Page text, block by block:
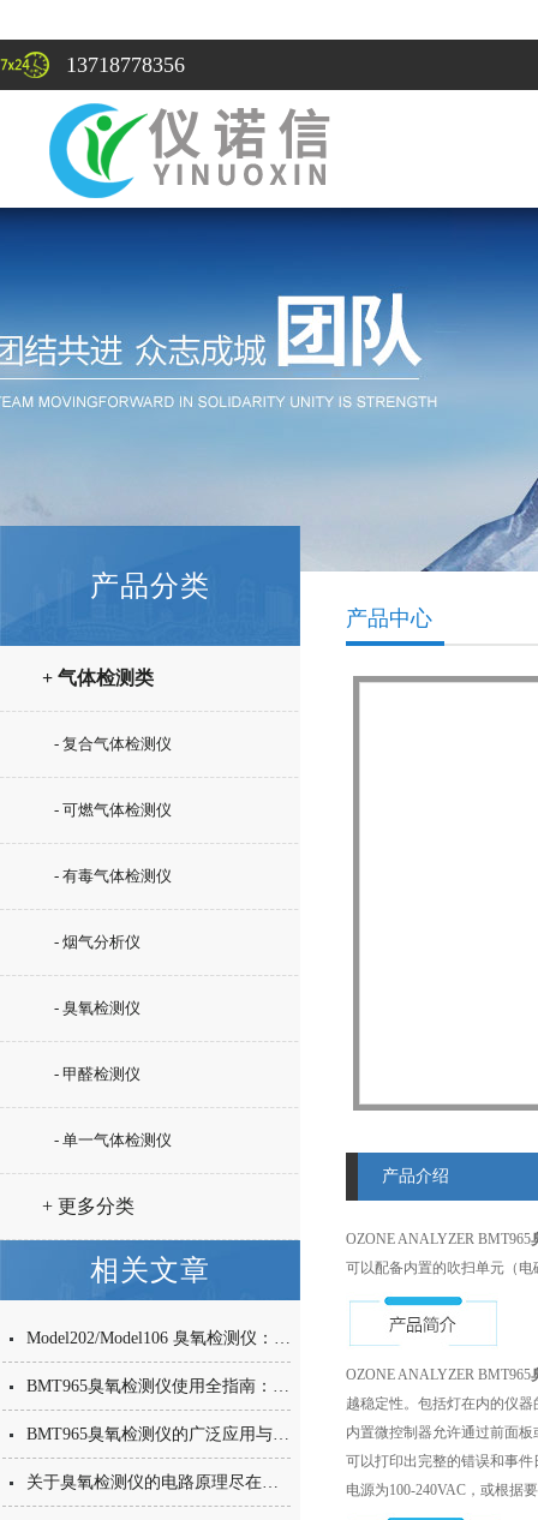
13718778356
产品分类
+ 气体检测类
- 复合气体检测仪
- 可燃气体检测仪
- 有毒气体检测仪
- 烟气分析仪
- 臭氧检测仪
- 甲醛检测仪
- 单一气体检测仪
+ 更多分类
相关文章
Model202/Model106 臭氧检测仪：紫外吸收法在工业臭氧浓度监测中的应用
BMT965臭氧检测仪使用全指南：从安装到维护的完整流程
BMT965臭氧检测仪的广泛应用与技术贡献
关于臭氧检测仪的电路原理尽在本篇
产品中心
产品介绍
OZONE ANALYZER BMT965
可以配备内置的吹扫单元（
OZONE ANALYZER BMT965
越稳定性。包括灯在内的仪器
内置微控制器允许通过前面
可以打印出完整的错误和事
电源为100-240VAC，或根据